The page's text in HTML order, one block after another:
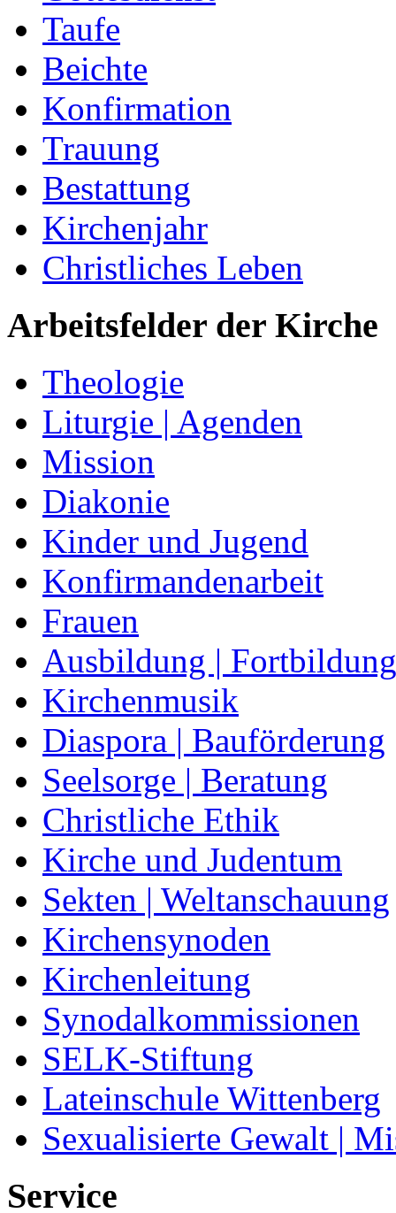
Taufe
Beichte
Konfirmation
Trauung
Bestattung
Kirchenjahr
Christliches Leben
Arbeitsfelder der Kirche
Theologie
Liturgie | Agenden
Mission
Diakonie
Kinder und Jugend
Konfirmandenarbeit
Frauen
Ausbildung | Fortbildung
Kirchenmusik
Diaspora | Bauförderung
Seelsorge | Beratung
Christliche Ethik
Kirche und Judentum
Sekten | Weltanschauung
Kirchensynoden
Kirchenleitung
Synodalkommissionen
SELK-Stiftung
Lateinschule Wittenberg
Sexualisierte Gewalt |
Service